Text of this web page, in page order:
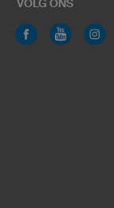
VOLG ONS